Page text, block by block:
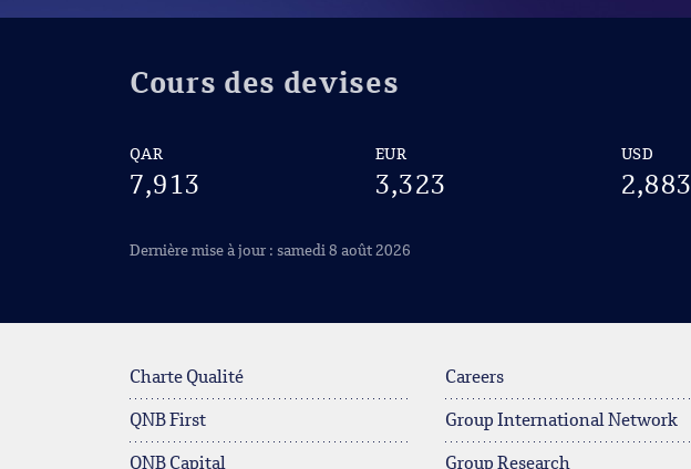
Cours des devises
QAR
7,913
EUR
3,323
USD
2,883
Dernière mise à jour : samedi 8 août 2026
Charte Qualité
QNB First
QNB Capital
Careers
Group International Network
Group Research